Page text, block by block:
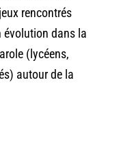
rencontrés
évolution dans la
(lycéens,
autour de la